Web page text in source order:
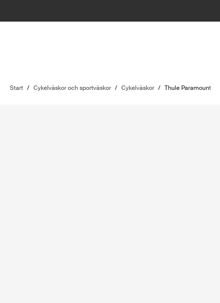
Start / Cykelväskor och sportväskor / Cykelväskor / Thule Paramount